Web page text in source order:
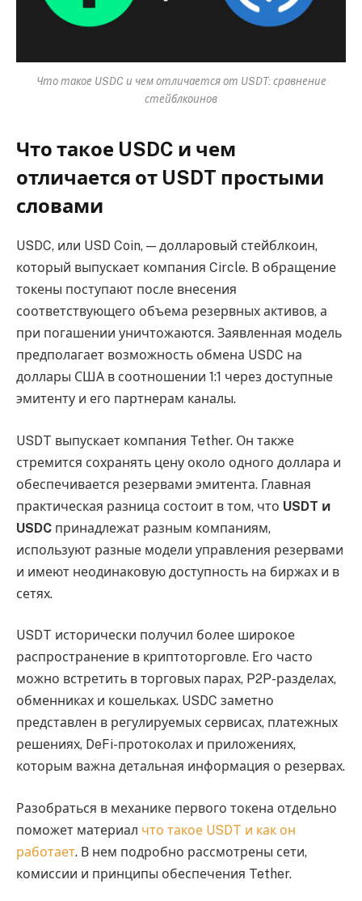
Что такое USDC и чем отличается от USDT: сравнение
стейблкоинов
Что такое USDC и чем
отличается от USDT простыми
словами
USDC, или USD Coin, — долларовый стейблкоин,
который выпускает компания Circle. В обращение
токены поступают после внесения
соответствующего объема резервных активов, а
при погашении уничтожаются. Заявленная модель
предполагает возможность обмена USDC на
доллары США в соотношении 1:1 через доступные
эмитенту и его партнерам каналы.
USDT выпускает компания Tether. Он также
стремится сохранять цену около одного доллара и
обеспечивается резервами эмитента. Главная
практическая разница состоит в том, что USDT и
USDC принадлежат разным компаниям,
используют разные модели управления резервами
и имеют неодинаковую доступность на биржах и в
сетях.
USDT исторически получил более широкое
распространение в криптоторговле. Его часто
можно встретить в торговых парах, P2P-разделах,
обменниках и кошельках. USDC заметно
представлен в регулируемых сервисах, платежных
решениях, DeFi-протоколах и приложениях,
которым важна детальная информация о резервах.
Разобраться в механике первого токена отдельно
поможет материал что такое USDT и как он
работает. В нем подробно рассмотрены сети,
комиссии и принципы обеспечения Tether.